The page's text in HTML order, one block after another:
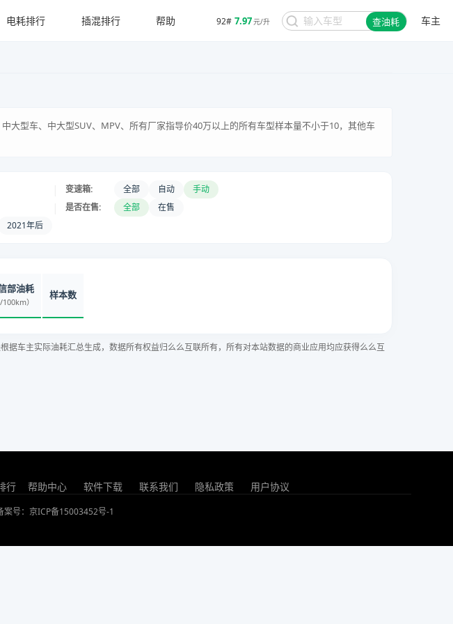
92# 7.97元/升 查油耗 车主
电耗排行 插混排行 帮助
大型车、中大型SUV、MPV、所有厂家指导价40万以上的所有车型样本量不小于10，其他车
变速箱: 全部 自动
手动
是否在售: 全部
在售
2021年后
部油耗
100km）
样本数
据车主实际油耗汇总生成，数据所有权益归么么互联所有，所有对本站数据的商业应用均应获得么么互
行 帮助中心 软件下载 联系我们 隐私政策 用户协议
案号：京ICP备15003452号-1